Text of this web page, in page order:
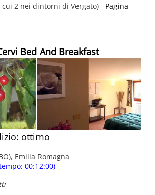
2 nei dintorni di Vergato) - Pagina
Bed And Breakfast
ottimo
Emilia Romagna
00:12:00)